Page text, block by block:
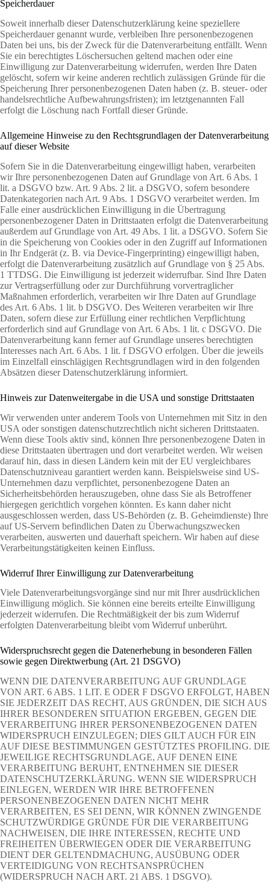
Speicherdauer
Soweit innerhalb dieser Datenschutzerklärung keine speziellere
Speicherdauer genannt wurde, verbleiben Ihre personenbezogenen
Daten bei uns, bis der Zweck für die Datenverarbeitung entfällt. Wenn
Sie ein berechtigtes Löschersuchen geltend machen oder eine
Einwilligung zur Datenverarbeitung widerrufen, werden Ihre Daten
gelöscht, sofern wir keine anderen rechtlich zulässigen Gründe für die
Speicherung Ihrer personenbezogenen Daten haben (z. B. steuer- oder
handelsrechtliche Aufbewahrungsfristen); im letztgenannten Fall
erfolgt die Löschung nach Fortfall dieser Gründe.
Allgemeine Hinweise zu den Rechtsgrundlagen der Datenverarbeitung
auf dieser Website
Sofern Sie in die Datenverarbeitung eingewilligt haben, verarbeiten
wir Ihre personenbezogenen Daten auf Grundlage von Art. 6 Abs. 1
lit. a DSGVO bzw. Art. 9 Abs. 2 lit. a DSGVO, sofern besondere
Datenkategorien nach Art. 9 Abs. 1 DSGVO verarbeitet werden. Im
Falle einer ausdrücklichen Einwilligung in die Übertragung
personenbezogener Daten in Drittstaaten erfolgt die Datenverarbeitung
außerdem auf Grundlage von Art. 49 Abs. 1 lit. a DSGVO. Sofern Sie
in die Speicherung von Cookies oder in den Zugriff auf Informationen
in Ihr Endgerät (z. B. via Device-Fingerprinting) eingewilligt haben,
erfolgt die Datenverarbeitung zusätzlich auf Grundlage von § 25 Abs.
1 TTDSG. Die Einwilligung ist jederzeit widerrufbar. Sind Ihre Daten
zur Vertragserfüllung oder zur Durchführung vorvertraglicher
Maßnahmen erforderlich, verarbeiten wir Ihre Daten auf Grundlage
des Art. 6 Abs. 1 lit. b DSGVO. Des Weiteren verarbeiten wir Ihre
Daten, sofern diese zur Erfüllung einer rechtlichen Verpflichtung
erforderlich sind auf Grundlage von Art. 6 Abs. 1 lit. c DSGVO. Die
Datenverarbeitung kann ferner auf Grundlage unseres berechtigten
Interesses nach Art. 6 Abs. 1 lit. f DSGVO erfolgen. Über die jeweils
im Einzelfall einschlägigen Rechtsgrundlagen wird in den folgenden
Absätzen dieser Datenschutzerklärung informiert.
Hinweis zur Datenweitergabe in die USA und sonstige Drittstaaten
Wir verwenden unter anderem Tools von Unternehmen mit Sitz in den
USA oder sonstigen datenschutzrechtlich nicht sicheren Drittstaaten.
Wenn diese Tools aktiv sind, können Ihre personenbezogene Daten in
diese Drittstaaten übertragen und dort verarbeitet werden. Wir weisen
darauf hin, dass in diesen Ländern kein mit der EU vergleichbares
Datenschutzniveau garantiert werden kann. Beispielsweise sind US-
Unternehmen dazu verpflichtet, personenbezogene Daten an
Sicherheitsbehörden herauszugeben, ohne dass Sie als Betroffener
hiergegen gerichtlich vorgehen könnten. Es kann daher nicht
ausgeschlossen werden, dass US-Behörden (z. B. Geheimdienste) Ihre
auf US-Servern befindlichen Daten zu Überwachungszwecken
verarbeiten, auswerten und dauerhaft speichern. Wir haben auf diese
Verarbeitungstätigkeiten keinen Einfluss.
Widerruf Ihrer Einwilligung zur Datenverarbeitung
Viele Datenverarbeitungsvorgänge sind nur mit Ihrer ausdrücklichen
Einwilligung möglich. Sie können eine bereits erteilte Einwilligung
jederzeit widerrufen. Die Rechtmäßigkeit der bis zum Widerruf
erfolgten Datenverarbeitung bleibt vom Widerruf unberührt.
Widerspruchsrecht gegen die Datenerhebung in besonderen Fällen
sowie gegen Direktwerbung (Art. 21 DSGVO)
WENN DIE DATENVERARBEITUNG AUF GRUNDLAGE
VON ART. 6 ABS. 1 LIT. E ODER F DSGVO ERFOLGT, HABEN
SIE JEDERZEIT DAS RECHT, AUS GRÜNDEN, DIE SICH AUS
IHRER BESONDEREN SITUATION ERGEBEN, GEGEN DIE
VERARBEITUNG IHRER PERSONENBEZOGENEN DATEN
WIDERSPRUCH EINZULEGEN; DIES GILT AUCH FÜR EIN
AUF DIESE BESTIMMUNGEN GESTÜTZTES PROFILING. DIE
JEWEILIGE RECHTSGRUNDLAGE, AUF DENEN EINE
VERARBEITUNG BERUHT, ENTNEHMEN SIE DIESER
DATENSCHUTZERKLÄRUNG. WENN SIE WIDERSPRUCH
EINLEGEN, WERDEN WIR IHRE BETROFFENEN
PERSONENBEZOGENEN DATEN NICHT MEHR
VERARBEITEN, ES SEI DENN, WIR KÖNNEN ZWINGENDE
SCHUTZWÜRDIGE GRÜNDE FÜR DIE VERARBEITUNG
NACHWEISEN, DIE IHRE INTERESSEN, RECHTE UND
FREIHEITEN ÜBERWIEGEN ODER DIE VERARBEITUNG
DIENT DER GELTENDMACHUNG, AUSÜBUNG ODER
VERTEIDIGUNG VON RECHTSANSPRÜCHEN
(WIDERSPRUCH NACH ART. 21 ABS. 1 DSGVO).